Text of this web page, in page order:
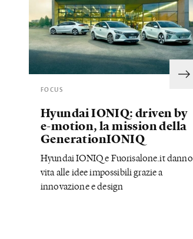
FOCUS
Hyundai IONIQ: driven by
e-motion, la mission della
GenerationIONIQ
Hyundai IONIQ e Fuorisalone.it danno
vita alle idee impossibili grazie a
innovazione e design